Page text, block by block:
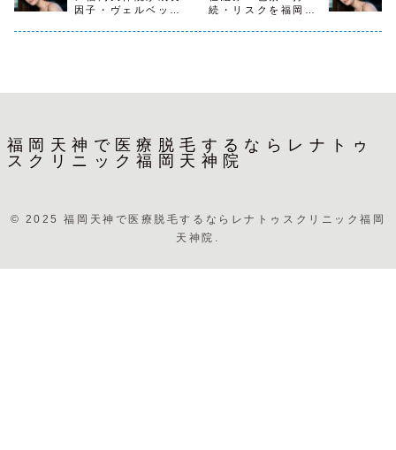
Neue', Arial,
'Hiragino ...
駅」西1出口から
徒歩3分、西鉄
分、西鉄「西鉄福
岡（天神）駅」か
因子・ヴェルベット
続・リスクを福岡天
福岡天神で医療脱毛するならレナトゥ
スクリニック福岡天神院
© 2025 福岡天神で医療脱毛するならレナトゥスクリニック福岡
天神院.